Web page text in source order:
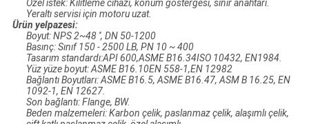
Özel istek: Kilitleme cihazı, konum göstergesi, sınır anahtarı.
Yeraltı servisi için motoru uzat.
Ürün yelpazesi:
Boyut: NPS 2~48 ′′, DN 50-1200
Basınç: Sınıf 150 - 2500 LB, PN 10 ~ 400
Tasarım standardı:API 600,ASME B16.34ISO 10432, EN1984.
Yüz yüze boyut: ASME B16.10EN 558-1,EN 12982
Bağlantı Boyutları: ASME B16.5, ASME B16.47, ASM B 16.25, EN
1092-1, EN 12627.
Son bağlantı: Flange, BW.
Beden malzemeleri: Karbon çelik, paslanmaz çelik, alaşımlı çelik,